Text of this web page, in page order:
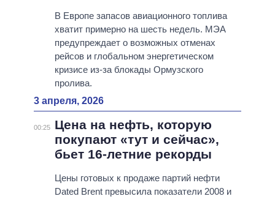
В Европе запасов авиационного топлива
хватит примерно на шесть недель. МЭА
предупреждает о возможных отменах
рейсов и глобальном энергетическом
кризисе из-за блокады Ормузского
пролива.
3 апреля, 2026
00:25
Цена на нефть, которую
покупают «тут и сейчас»,
бьет 16-летние рекорды
Цены готовых к продаже партий нефти
Dated Brent превысила показатели 2008 и